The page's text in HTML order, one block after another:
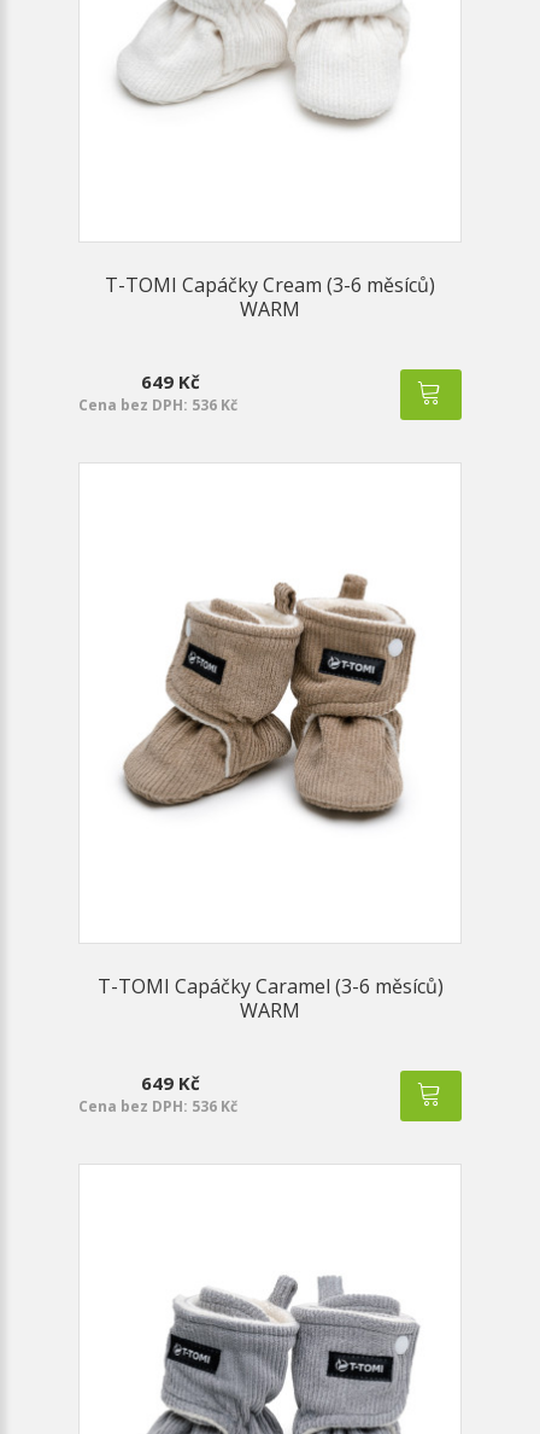
T-TOMI Capáčky Cream (3-6 měsíců)
WARM
649 Kč
Cena bez DPH: 536 Kč
T-TOMI Capáčky Caramel (3-6 měsíců)
WARM
649 Kč
Cena bez DPH: 536 Kč